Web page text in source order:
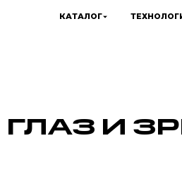
КАТАЛОГ
И